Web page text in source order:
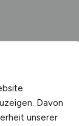
Davon
unserer